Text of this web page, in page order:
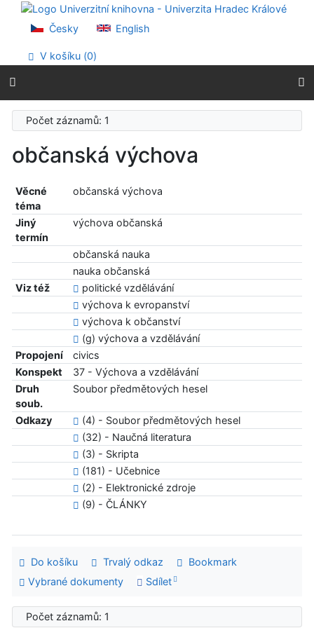
Přejít na obsah
Přejít na menu
Prohlášení o webové přístupnosti
Česky English
V košíku (0)
Počet záznamů: 1
občanská výchova
Věcné
téma
občanská výchova
Jiný
termín
výchova občanská
občanská nauka
nauka občanská
Viz též
politické vzdělávání
výchova k evropanství
výchova k občanství
(g) výchova a vzdělávání
Propojení
civics
Konspekt
37 - Výchova a vzdělávání
Druh
soub.
Soubor předmětových hesel
Odkazy
(4) - Soubor předmětových hesel
(32) - Naučná literatura
(3) - Skripta
(181) - Učebnice
(2) - Elektronické zdroje
(9) - ČLÁNKY
Do košíku Trvalý odkaz
Bookmark
Vybrané dokumenty
Sdílet
Počet záznamů: 1